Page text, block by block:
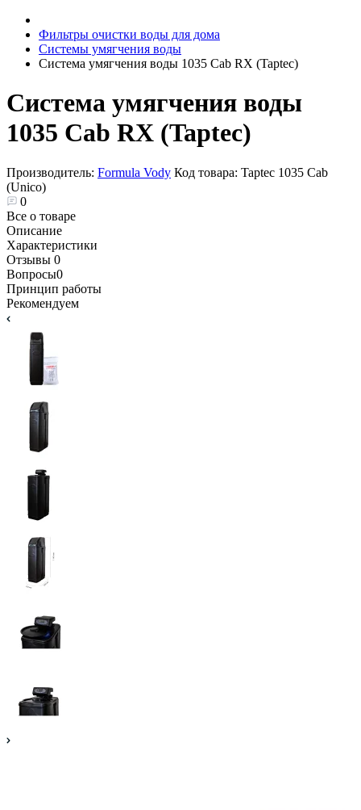
Фильтры очистки воды для дома
Системы умягчения воды
Система умягчения воды 1035 Cab RX (Taptec)
Система умягчения воды
1035 Cab RX (Taptec)
Производитель: Formula Vody Код товара: Taptec 1035 Cab
(Unico)
0
Все о товаре
Описание
Характеристики
Отзывы 0
Вопросы0
Принцип работы
Рекомендуем